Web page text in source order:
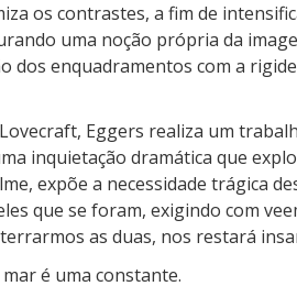
os contrastes, a fim de
uma noção própria da
dos enquadramentos com a
Eggers realiza um
inquietação dramática que
expõe a necessidade trágica
que se foram, exigindo com
as duas, nos restará
é uma constante.